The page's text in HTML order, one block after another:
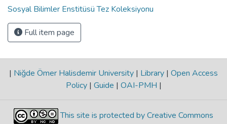
Sosyal Bilimler Enstitüsü Tez Koleksiyonu
Full item page
| Niğde Ömer Halisdemir University | Library | Open Access
Policy | Guide | OAI-PMH |
This site is protected by Creative Commons